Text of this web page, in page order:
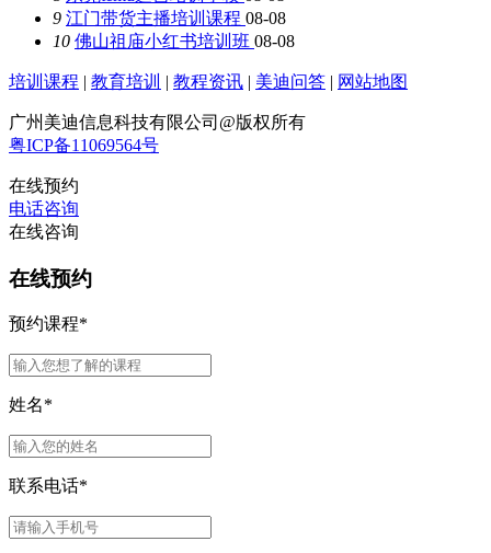
9 江门带货主播培训课程 08-08
10 佛山祖庙小红书培训班 08-08
培训课程 | 教育培训 | 教程资讯 | 美迪问答 | 网站地图
广州美迪信息科技有限公司@版权所有
粤ICP备11069564号
在线预约
电话咨询
在线咨询
在线预约
预约课程*
姓名*
联系电话*